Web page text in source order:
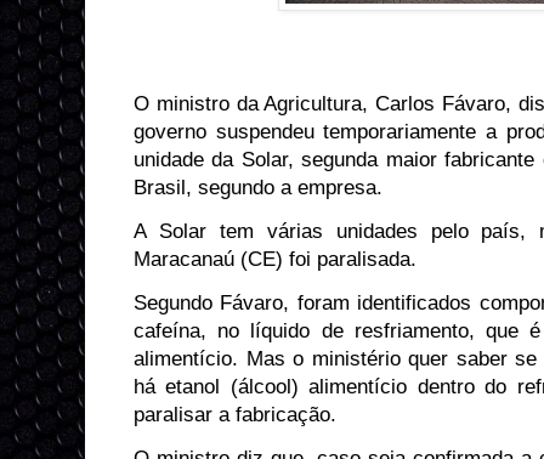
O ministro da Agricultura, Carlos Fávaro,
governo suspendeu temporariamente a
unidade da Solar, segunda maior
Brasil, segundo a empresa.
A Solar tem várias unidades pelo país,
Maracanaú (CE) foi paralisada.
Segundo Fávaro, foram identificados
cafeína, no líquido de resfriamento, que
alimentício. Mas o ministério quer saber
há etanol (álcool) alimentício dentro do
paralisar a fabricação.